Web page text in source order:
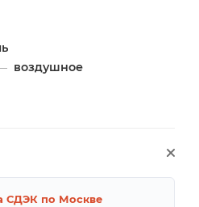
воздушное
СДЭК по Москве